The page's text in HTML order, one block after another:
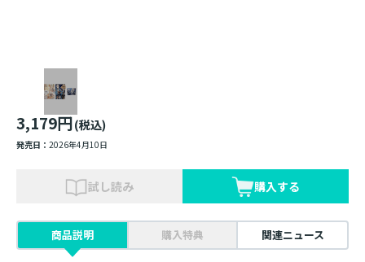
3,179円(税込)
発売日： 2026年4月10日
試し読み 購入する
商品説明 購入特典 関連ニュース